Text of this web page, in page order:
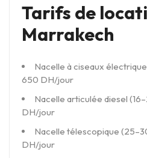
Tarifs de
Marrakech
Nacelle à ciseaux
650 DH/jour
Nacelle articulée diesel
DH/jour
Nacelle télescopique
DH/jour